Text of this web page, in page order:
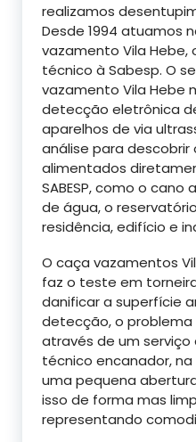
realizamos
Desde 1994 atuamos
vazamento Vila Hebe,
técnico à Sabesp. O
vazamento Vila Hebe
detecção eletrônica
aparelhos de via
análise para
alimentados
SABESP, como o
de água, o
residência, edifício e
O caça vazamentos
faz o teste em
danificar a superfície
detecção, o problema
através de um serviço
técnico encanador,
uma pequena
isso de forma mas
representando